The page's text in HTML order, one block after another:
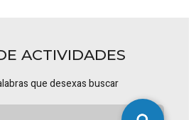
ACTIVIDADES
que desexas buscar